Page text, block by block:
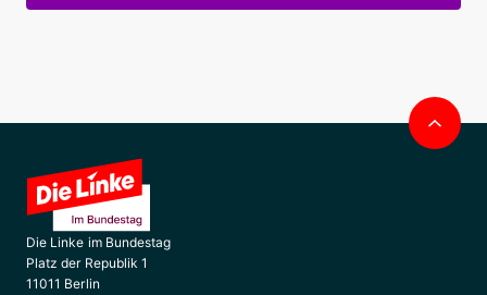
Die Linke im Bundestag
Platz der Republik 1
11011 Berlin